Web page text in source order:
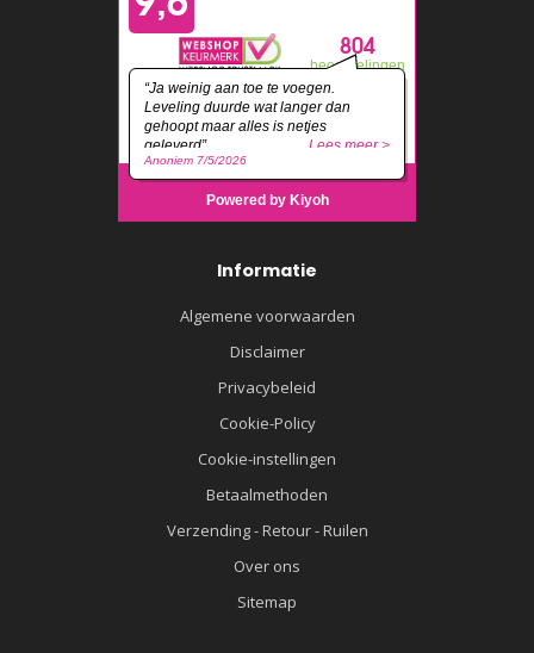
Informatie
Algemene voorwaarden
Disclaimer
Privacybeleid
Cookie-Policy
Cookie-instellingen
Betaalmethoden
Verzending - Retour - Ruilen
Over ons
Sitemap